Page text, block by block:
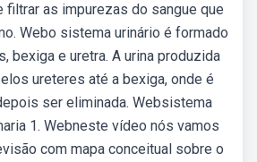
filtrar as impurezas do sangue que
Webo sistema urinário é formado
bexiga e uretra. A urina produzida
ureteres até a bexiga, onde é
ser eliminada. Websistema
1. Webneste vídeo nós vamos
com mapa conceitual sobre o